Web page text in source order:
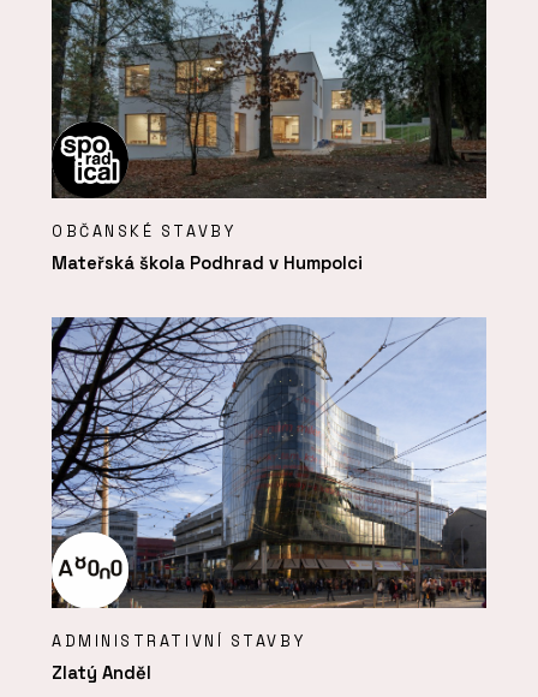
OBČANSKÉ STAVBY
Mateřská škola Podhrad v Humpolci
ADMINISTRATIVNÍ STAVBY
Zlatý Anděl